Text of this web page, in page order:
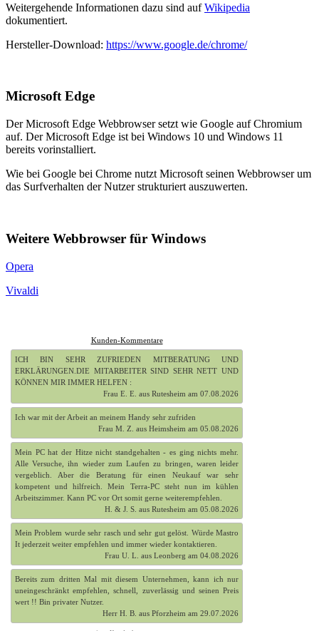
Weitergehende Informationen dazu sind aufWikipedia
dokumentiert.
Hersteller-Download: https://www.google.de/chrome/
Microsoft Edge
Der Microsoft Edge Webbrowser setzt wie Google auf Chromium
auf. Der Microsoft Edge ist bei Windows 10 und Windows 11
bereits vorinstalliert.
Wie bei Google bei Chrome nutzt Microsoft seinen Webbrowser um
das Surfverhalten der Nutzer strukturiert auszuwerten.
Weitere Webbrowser für Windows
Opera
Vivaldi
Kunden-Kommentare
ICH BIN SEHR ZUFRIEDEN MITBERATUNG UND
ERKLÄRUNGEN.DIE MITARBEITER SIND SEHR NETT UND
KÖNNEN MIR IMMER HELFEN :
Frau E. E. aus Rutesheim am 07.08.2026
Ich war mit der Arbeit an meinem Handy sehr zufriden
Frau M. Z. aus Heimsheim am 05.08.2026
Mein PC hat der Hitze nicht standgehalten - es ging nichts mehr.
Alle Versuche, ihn wieder zum Laufen zu bringen, waren leider
vergeblich. Aber die Beratung für einen Neukauf war sehr
kompetent und hilfreich. Mein Terra-PC steht nun im kühlen
Arbeitszimmer. Kann PC vor Ort somit gerne weiterempfehlen.
H. & J. S. aus Rutesheim am 05.08.2026
Mein Problem wurde sehr rasch und sehr gut gelöst. Würde Mastro
It jederzeit weiter empfehlen und immer wieder kontaktieren.
Frau U. L. aus Leonberg am 04.08.2026
Bereits zum dritten Mal mit diesem Unternehmen, kann ich nur
uneingeschränkt empfehlen, schnell, zuverlässig und seinen Preis
wert !! Bin privater Nutzer.
Herr H. B. aus Pforzheim am 29.07.2026